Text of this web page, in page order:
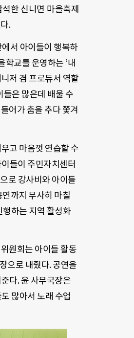
한 신니면 마을축제
.
서 아이들이 행복하
교를 운영하는 ‘내
저 겸 프로듀서 역할
은 많은데 배울 수
어가 춤을 추다 쫓겨
고 마음껏 연습할 수
들이 주민자치센터
로 강사비와 아이들
까지 무사히 마칠
하는 지역 활성화
원회는 아이들 활동
으로 내줬다. 공연을
다. 윤 사무국장은
많아서 노래 수업